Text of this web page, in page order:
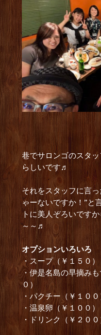
巷でサロンゴのスタ
らしいです♬
それをスタッフに言
ゃーないですか！”と
トに美人ぞろいです
～～♬
オプションいろいろ
・スープ（￥１５０）
・伊是名島の早摘み
０）
・パクチー（￥１００
・温泉卵（￥１００）
・ドリンク（￥２００